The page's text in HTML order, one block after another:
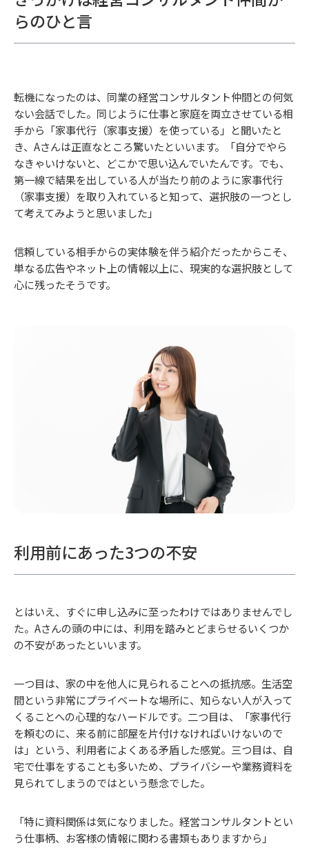
らのひと言
転機になったのは、同業の経営コンサルタント仲間との何気
ない会話でした。同じように仕事と家庭を両立させている相
手から「家事代行（家事支援）を使っている」と聞いたと
き、Aさんは正直なところ驚いたといいます。「自分でやら
なきゃいけないと、どこかで思い込んでいたんです。でも、
第一線で結果を出している人が当たり前のように家事代行
（家事支援）を取り入れていると知って、選択肢の一つとし
て考えてみようと思いました」
信頼している相手からの実体験を伴う紹介だったからこそ、
単なる広告やネット上の情報以上に、現実的な選択肢として
心に残ったそうです。
利用前にあった3つの不安
とはいえ、すぐに申し込みに至ったわけではありませんでし
た。Aさんの頭の中には、利用を踏みとどまらせるいくつか
の不安があったといいます。
一つ目は、家の中を他人に見られることへの抵抗感。生活空
間という非常にプライベートな場所に、知らない人が入って
くることへの心理的なハードルです。二つ目は、「家事代行
を頼むのに、来る前に部屋を片付けなければいけないので
は」という、利用者によくある矛盾した感覚。三つ目は、自
宅で仕事をすることも多いため、プライバシーや業務資料を
見られてしまうのではという懸念でした。
「特に資料関係は気になりました。経営コンサルタントとい
う仕事柄、お客様の情報に関わる書類もありますから」